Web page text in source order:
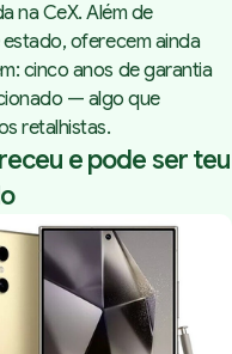
naCeX. Além de
oferecem ainda
cinco anos de garantia
— algo que
retalhistas.
e pode ser teu